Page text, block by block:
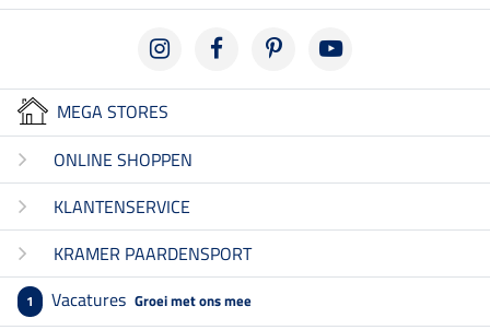
MEGA STORES
ONLINE SHOPPEN
KLANTENSERVICE
KRAMER PAARDENSPORT
1 Vacatures Groei met ons mee